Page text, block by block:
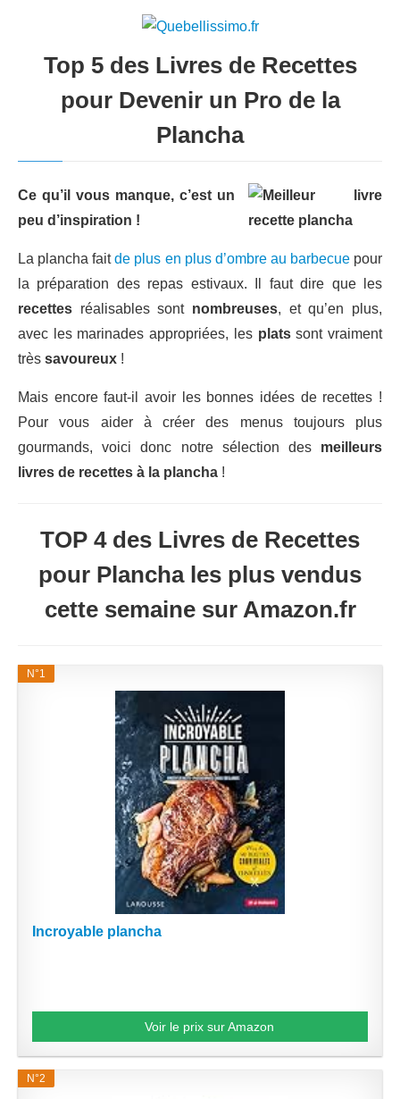
Top 5 des Livres de Recettes
pour Devenir un Pro de la
Plancha
Ce qu’il vous manque, c’est un
peu d’inspiration !
La plancha faitde plus en plus d’ombre au barbecuepour
la préparation des repas estivaux. Il faut dire que les
recettes réalisables sont nombreuses, et qu’en plus,
avec les marinades appropriées, les platssont vraiment
très savoureux !
Mais encore faut-il avoir les bonnes idées de recettes !
Pour vous aider à créer des menus toujours plus
gourmands, voici donc notre sélection des meilleurs
livres de recettes à la plancha !
TOP 4 des Livres de Recettes
pour Plancha les plus vendus
cette semaine sur Amazon.fr
N°1
Incroyable plancha
Voir le prix sur Amazon
N°2